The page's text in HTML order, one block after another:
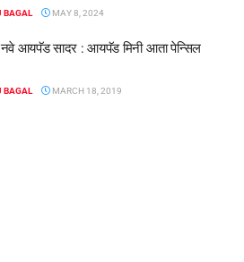
BAGAL MAY 8, 2024
आयपॅड सादर : आयपॅड मिनी आता पेन्सिल
BAGAL MARCH 18, 2019